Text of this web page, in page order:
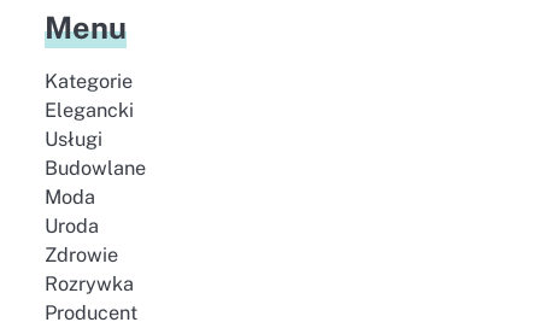
Menu
Kategorie
Elegancki
Usługi
Budowlane
Moda
Uroda
Zdrowie
Rozrywka
Producent